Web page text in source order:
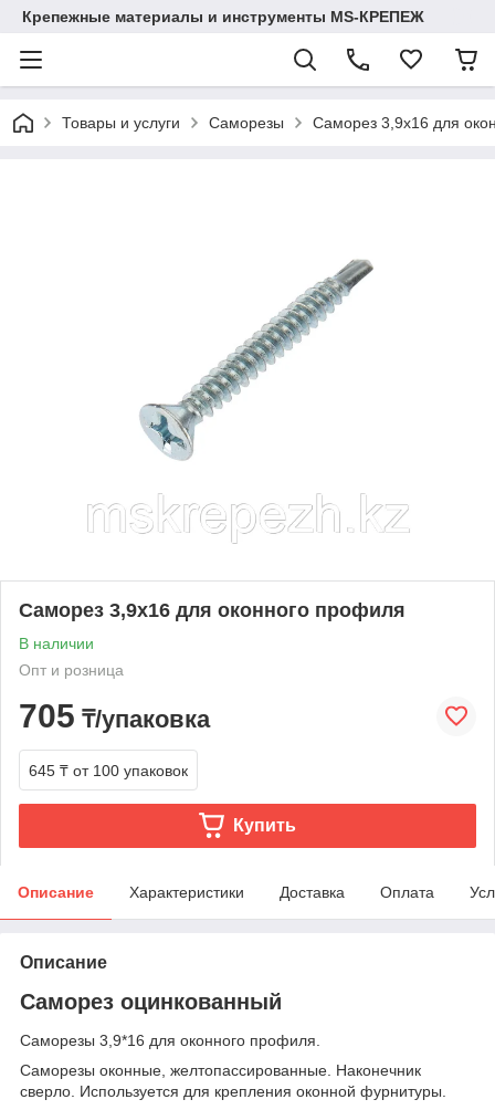
Крепежные материалы и инструменты MS-КРЕПЕЖ
Товары и услуги Саморезы Саморез 3,9х16 для
Саморез 3,9х16 для оконного профиля
В наличии
Опт и розница
705 ₸/упаковка
645 ₸ от 100 упаковок
Купить
Описание Характеристики Доставка Оплата
Описание
Саморез оцинкованный
Саморезы 3,9*16 для оконного профиля.
Саморезы оконные, желтопассированные. Наконечник
сверло. Используется для крепления оконной фурнитуры.